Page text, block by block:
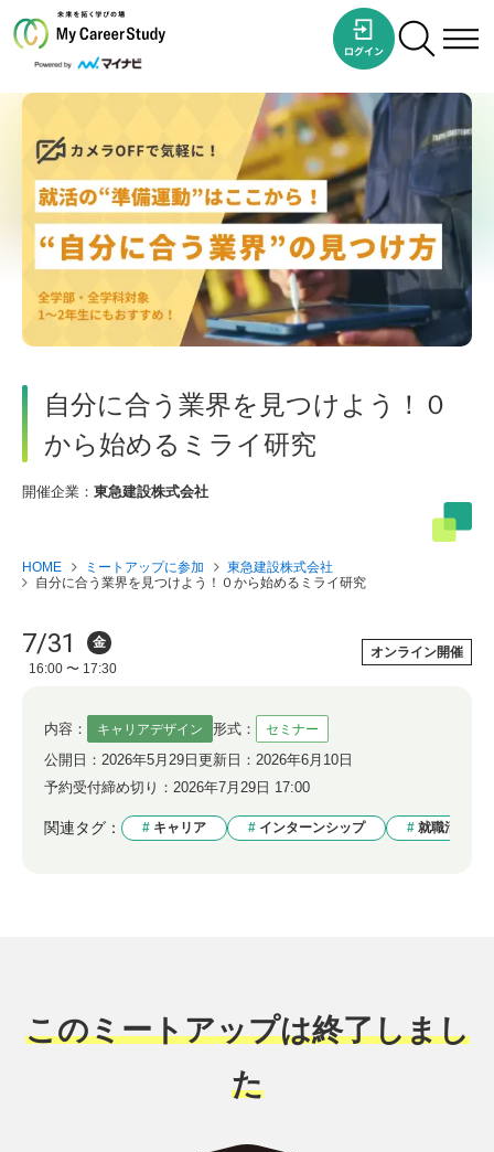
自分に合う業界を見つけよう！０
から始めるミライ研究
開催企業： 東急建設株式会社
HOME ミートアップに参加
東急建設株式会社
自分に合う業界を見つけよう！０から始めるミライ研究
オンライン開催
7/31
金
16:00 〜 17:30
内容： キャリアデザイン 形式： セミナー
公開日： 2026年5月29日 更新日： 2026年6月10日
予約受付締め切り： 2026年7月29日 17:00
関連タグ： キャリア インターンシップ 就職活動
このミートアップは終了しまし
た